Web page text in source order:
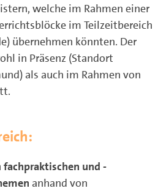
welche im Rahmen einer
im Teilzeitbereich
übernehmen könnten. Der
in Präsenz (Standort
als auch im Rahmen von
fachpraktischen und -
anhand von